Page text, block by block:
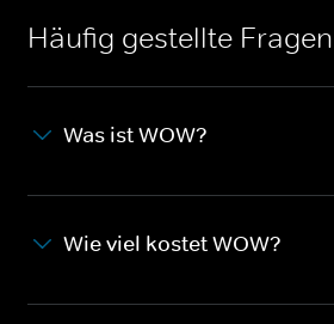
Häufig gestellte Fragen
Was ist WOW?
Wie viel kostet WOW?